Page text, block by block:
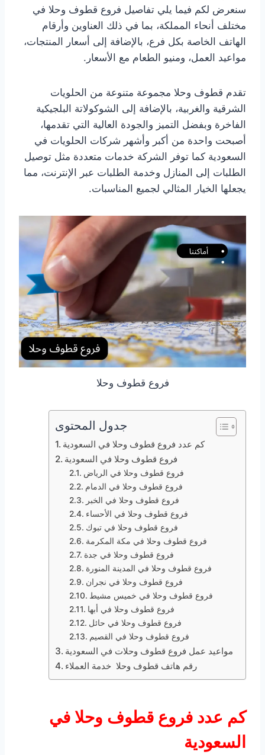
سنعرض لكم فيما يلي تفاصيل فروع قطوف وحلا في
مختلف أنحاء المملكة، بما في ذلك العناوين وأرقام
الهاتف الخاصة بكل فرع، بالإضافة إلى أسعار المنتجات،
مواعيد العمل، ومنيو الطعام مع الأسعار.
تقدم قطوف وحلا مجموعة متنوعة من الحلويات
الشرقية والغربية، بالإضافة إلى الشوكولاتة البلجيكية
الفاخرة وبفضل التميز والجودة العالية التي تقدمها،
أصبحت واحدة من أكبر وأشهر شركات الحلويات في
السعودية كما توفر الشركة خدمات متعددة مثل توصيل
الطلبات إلى المنازل وخدمة الطلبات عبر الإنترنت، مما
يجعلها الخيار المثالي لجميع المناسبات.
فروع قطوف وحلا
جدول المحتوى
كم عدد فروع قطوف وحلا في السعودية
فروع قطوف وحلا في السعودية
فروع قطوف وحلا في الرياض
فروع قطوف وحلا في الدمام
فروع قطوف وحلا في الخبر
فروع قطوف وحلا في الأحساء
فروع قطوف وحلا في تبوك
فروع قطوف وحلا في مكة المكرمة
فروع قطوف وحلا في جدة
فروع قطوف وحلا في المدينة المنورة
فروع قطوف وحلا في نجران
فروع قطوف وحلا في خميس مشيط
فروع قطوف وحلا في أبها
فروع قطوف وحلا في حائل
فروع قطوف وحلا في القصيم
مواعيد عمل فروع قطوف وحلات في السعودية
كم عدد فروع قطوف وحلا في
السعودية